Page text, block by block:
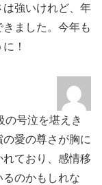
強いけれど、年
ました。今年も
！
の号泣を堪えき
愛の尊さが胸に
ており、感情移
のかもしれな